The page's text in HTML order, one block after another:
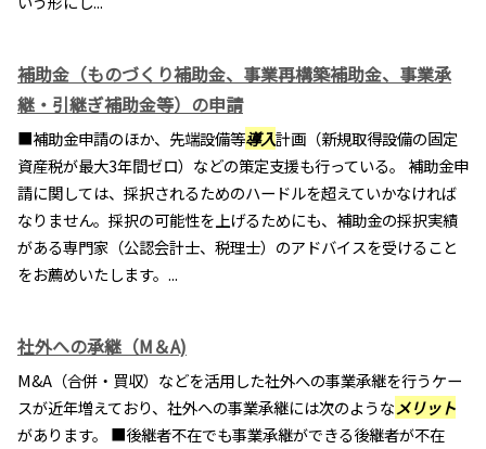
補助金（ものづくり補助金、事業再構築補助金、事業承
継・引継ぎ補助金等）の申請
■補助金申請のほか、先端設備等導入計画（新規取得設備の固定
資産税が最大3年間ゼロ）などの策定支援も行っている。 補助金申
請に関しては、採択されるためのハードルを超えていかなければ
なりません。採択の可能性を上げるためにも、補助金の採択実績
がある専門家（公認会計士、税理士）のアドバイスを受けること
をお薦めいたします。...
社外への承継（M＆A)
M&A（合併・買収）などを活用した社外への事業承継を行うケー
スが近年増えており、社外への事業承継には次のようなメリット
があります。 ■後継者不在でも事業承継ができる後継者が不在